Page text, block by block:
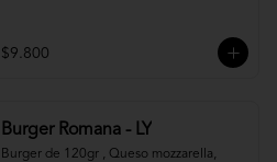
$9.800
Burger Romana - LY
Burger de 120gr , Queso mozzarella,